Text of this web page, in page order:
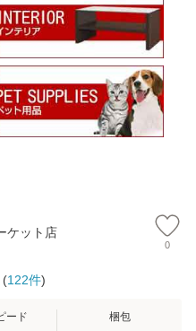
付 3段 1年
ケット店
0
(122件)
ード 梱包